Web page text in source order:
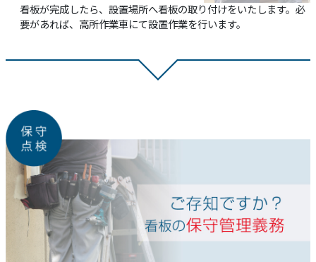
看板が完成したら、設置場所へ看板の取り付けをいたします。必
要があれば、高所作業車にて設置作業を行います。